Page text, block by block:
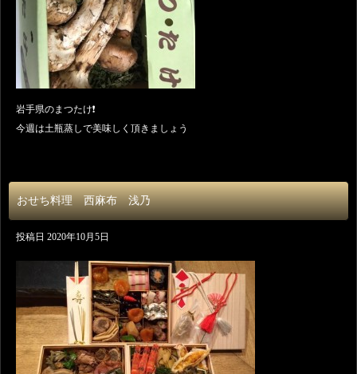
岩手県のまつたけ❗️
今週は土瓶蒸しで美味しく頂きましょう
おせち料理 西麻布 浅乃
投稿日 2020年10月5日